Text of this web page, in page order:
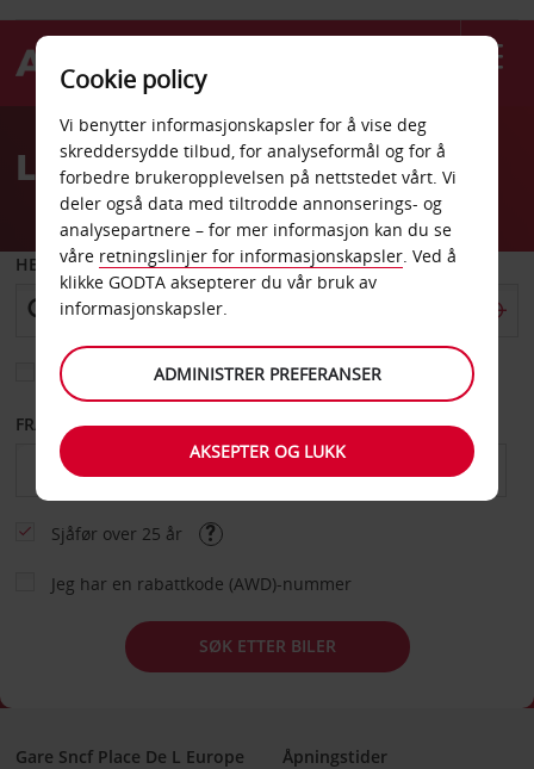
Welcome
AvisLeiebil Toulon togstasjon
HENT FRA
Velg et annet leveringssted
FRA DATO TIL DATO
Sjåfør over 25 år
Jeg har en rabattkode (AWD)-nummer
SØK ETTER BILER
Gare Sncf Place De L Europe
Åpningstider
Cookie policy
Vi benytter informasjonskapsler for å vise deg
skreddersydde tilbud, for analyseformål og for å
forbedre brukeropplevelsen på nettstedet vårt. Vi
deler også data med tiltrodde annonserings- og
analysepartnere – for mer informasjon kan du se
våre retningslinjer for informasjonskapsler. Ved å
klikke GODTA aksepterer du vår bruk av
informasjonskapsler.
ADMINISTRER PREFERANSER
AKSEPTER OG LUKK